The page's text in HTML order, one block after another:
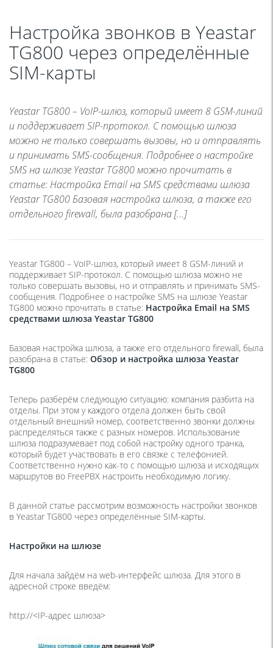
Настройка звонков в Yeastar
TG800 через определённые
SIM-карты
Yeastar TG800 – VoIP-шлюз, который имеет 8 GSM-линий
и поддерживает SIP-протокол. С помощью шлюза
можно не только совершать вызовы, но и отправлять
и принимать SMS-сообщения. Подробнее о настройке
SMS на шлюзе Yeastar TG800 можно прочитать в
статье: Настройка Email на SMS средствами шлюза
Yeastar TG800 Базовая настройка шлюза, а также его
отдельного firewall, была разобрана […]
Yeastar TG800 – VoIP-шлюз, который имеет 8 GSM-линий и
поддерживает SIP-протокол. С помощью шлюза можно не
только совершать вызовы, но и отправлять и принимать SMS-
сообщения. Подробнее о настройке SMS на шлюзе Yeastar
TG800 можно прочитать в статье: Настройка Email на SMS
средствами шлюза Yeastar TG800
Базовая настройка шлюза, а также его отдельного firewall, была
разобрана в статье: Обзор и настройка шлюза Yeastar
TG800
Теперь разберём следующую ситуацию: компания разбита на
отделы. При этом у каждого отдела должен быть свой
отдельный внешний номер, соответственно звонки должны
распределяться также с разных номеров. Использование
шлюза подразумевает под собой настройку одного транка,
который будет участвовать в его связке с телефонией.
Соответственно нужно как-то с помощью шлюза и исходящих
маршрутов во FreePBX настроить необходимую логику.
В данной статье рассмотрим возможность настройки звонков
в Yeastar TG800 через определённые SIM-карты.
Настройки на шлюзе
Для начала зайдём на web-интерфейс шлюза. Для этого в
адресной строке введём:
http://<IP-адрес шлюза>